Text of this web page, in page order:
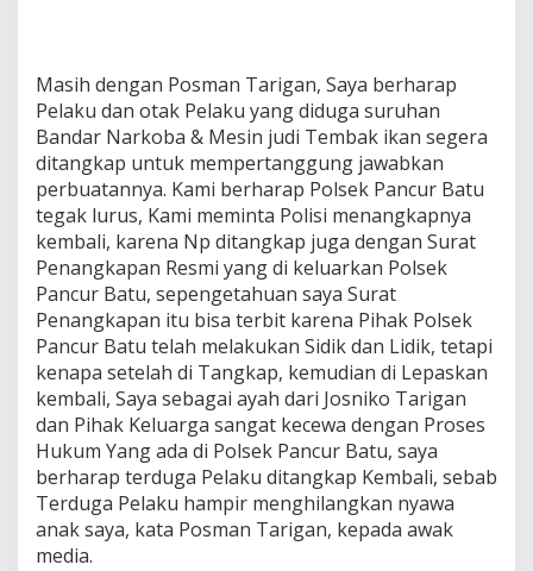
Masih dengan Posman Tarigan, Saya berharap
Pelaku dan otak Pelaku yang diduga suruhan
Bandar Narkoba & Mesin judi Tembak ikan segera
ditangkap untuk mempertanggung jawabkan
perbuatannya. Kami berharap Polsek Pancur Batu
tegak lurus, Kami meminta Polisi menangkapnya
kembali, karena Np ditangkap juga dengan Surat
Penangkapan Resmi yang di keluarkan Polsek
Pancur Batu, sepengetahuan saya Surat
Penangkapan itu bisa terbit karena Pihak Polsek
Pancur Batu telah melakukan Sidik dan Lidik, tetapi
kenapa setelah di Tangkap, kemudian di Lepaskan
kembali, Saya sebagai ayah dari Josniko Tarigan
dan Pihak Keluarga sangat kecewa dengan Proses
Hukum Yang ada di Polsek Pancur Batu, saya
berharap terduga Pelaku ditangkap Kembali, sebab
Terduga Pelaku hampir menghilangkan nyawa
anak saya, kata Posman Tarigan, kepada awak
media.